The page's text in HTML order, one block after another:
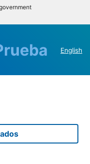
English